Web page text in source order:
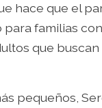
hace que el
familias
que buscan
pequeños,